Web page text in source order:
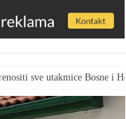
sve utakmice Bosne i